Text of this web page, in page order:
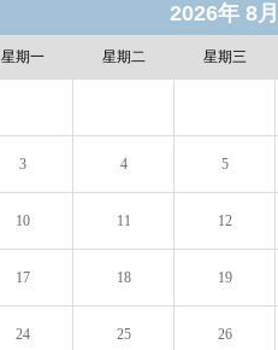
2026年 8月
星期一 星期二 星期三
3 4 5
10 11 12
17 18 19
24 25 26